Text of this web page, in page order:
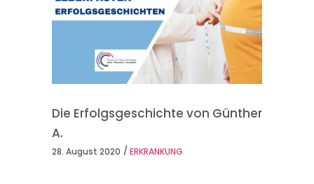
Die Erfolgsgeschichte von Günther
A.
28. August 2020 ERKRANKUNG